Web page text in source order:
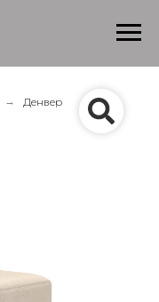
→ Денвер